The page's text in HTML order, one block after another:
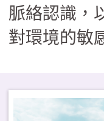
脈絡認識，
對環境的敏
核心素養。
教育的推動